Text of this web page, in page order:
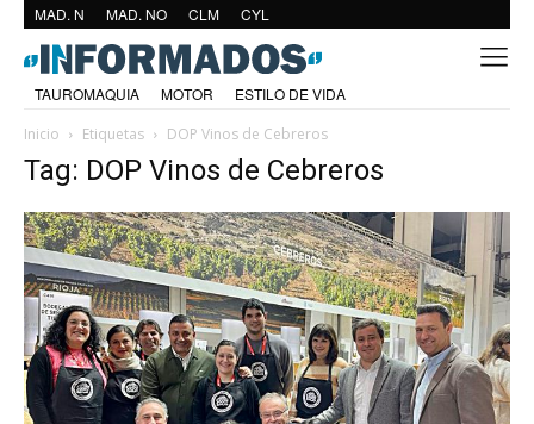
MAD. N MAD. NO CLM CYL
TAUROMAQUIA MOTOR
ESTILO DE VIDA
Inicio
Etiquetas DOP Vinos de Cebreros
Tag: DOP Vinos de Cebreros